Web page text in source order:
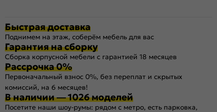
Быстрая доставка
Поднимем на этаж, соберём мебель для вас
Гарантия на сборку
Сборка корпусной мебели с гарантией 18 месяцев
Рассрочка 0%
Первоначальный взнос 0%, без переплат и скрытых
комиссий, на 6 месяцев!
В наличии — 1026 моделей
Посетите наши шоу-румы: рядом с метро, есть парковка,